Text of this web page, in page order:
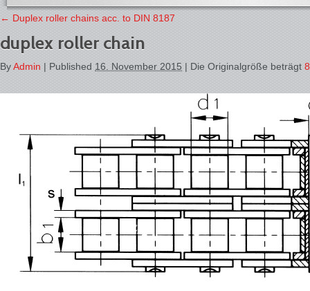
← Duplex roller chains acc. to DIN 8187
duplex roller chain
ByAdmin | Published 16. November 2015 | Die Originalgröße beträgt